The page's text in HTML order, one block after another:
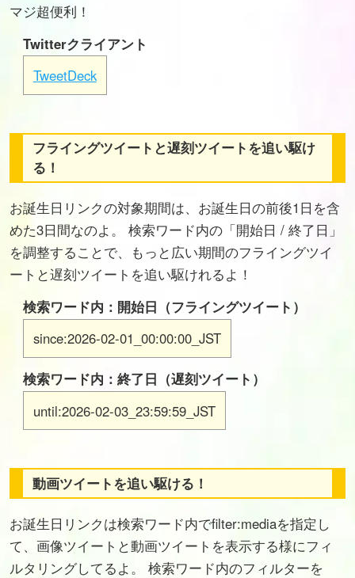
マジ超便利！
Twitterクライアント
TweetDeck
フライングツイートと遅刻ツイートを追い駆け
る！
お誕生日リンクの対象期間は、お誕生日の前後1日を含
めた3日間なのよ。 検索ワード内の「開始日 / 終了日」
を調整することで、もっと広い期間のフライングツイ
ートと遅刻ツイートを追い駆けれるよ！
検索ワード内：開始日（フライングツイート）
since:2026-02-01_00:00:00_JST
検索ワード内：終了日（遅刻ツイート）
until:2026-02-03_23:59:59_JST
動画ツイートを追い駆ける！
お誕生日リンクは検索ワード内でfilter:mediaを指定し
て、画像ツイートと動画ツイートを表示する様にフィ
ルタリングしてるよ。 検索ワード内のフィルターを